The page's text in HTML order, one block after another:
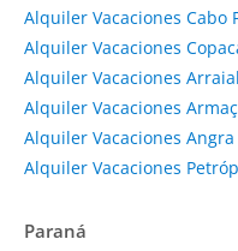
Alquiler Vacaciones Cabo
Alquiler Vacaciones
Alquiler Vacaciones
Alquiler Vacaciones
Alquiler Vacaciones Angra
Alquiler Vacaciones
Paraná